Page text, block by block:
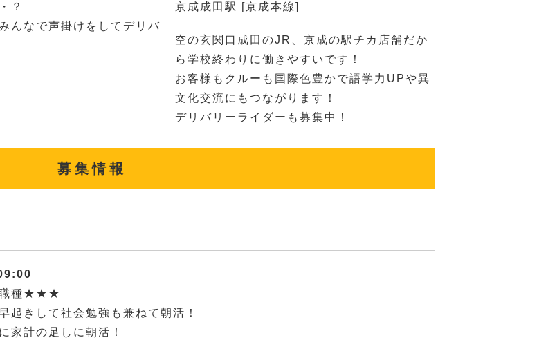
？
んなで声掛けをしてデリバ
京成成田駅 [京成本線]
空の玄関口成田のJR、京成の駅チカ店舗だか
ら学校終わりに働きやすいです！
お客様もクルーも国際色豊かで語学力UPや異
文化交流にもつながります！
デリバリーライダーも募集中！
募集情報
職種★★★
起きして社会勉強も兼ねて朝活！
家計の足しに朝活！